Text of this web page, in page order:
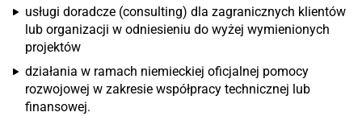
usługi doradcze (consulting) dla zagranicznych klientów
lub organizacji w odniesieniu do wyżej wymienionych
projektów
działania w ramach niemieckiej oficjalnej pomocy
rozwojowej w zakresie współpracy technicznej lub
finansowej.